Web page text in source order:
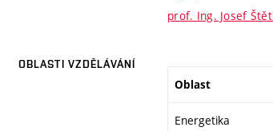
prof. Ing. Josef
OBLASTI VZDĚLÁVÁNÍ
Oblast
Energetika